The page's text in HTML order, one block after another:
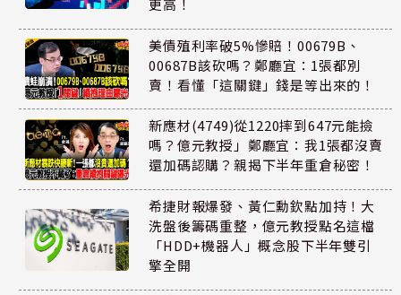
更高！
美債殖利率破5%慘賠！00679B、
00687B該砍嗎？鄭廳宜：1張都別
賣！看懂「這關鍵」錢是等出來的！
新應材(4749)從1220摔到647元能撿
嗎？億元教授」鄭廳宜：我1張都沒賣
還加碼認購？親揭下半年重倉秘密！
希捷財報爆發、黃仁勳欽點加持！大
洗盤後籌碼重整，億元教授點名這檔
「HDD+機器人」概念股下半年雙引
擎全開